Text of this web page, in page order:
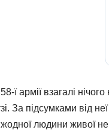
58-ї армії взагалі
За підсумками від
жодної людини живої